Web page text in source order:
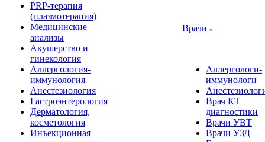
PRP-терапия
(плазмотерапия)
Медицинские
анализы
Акушерство и
гинекология
Аллергология-
иммунология
Анестезиология
Гастроэнтерология
Дерматология,
косметология
Инъекционная
Врачи
Аллергологи-
иммунологи
Врач КТ
диагностики
Врачи УВТ
Врачи УЗД